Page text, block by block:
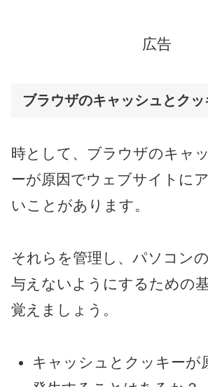
広告
ブラウザのキャッシュとク
時として、ブラウザのキャ
ーが原因でウェブサイトに
いことがあります。
それらを管理し、パソコン
与えないようにするための
覚えましょう。
キャッシュとクッキーが